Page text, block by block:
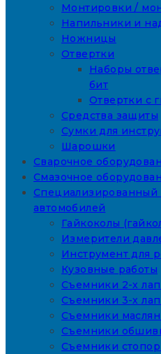
Монтировки /
Напильники и
Ножницы
Отвертки
Наборы
бит
Отвертки с
Средства защиты
Сумки для
Шарошки
Сварочное
Смазочное
Специализированный
автомобилей
Гайкоколы
Измерители
Инструмент для
Кузовные работы
Съемники 2-х
Съемники 3-х
Съемники
Съемники
Съемники